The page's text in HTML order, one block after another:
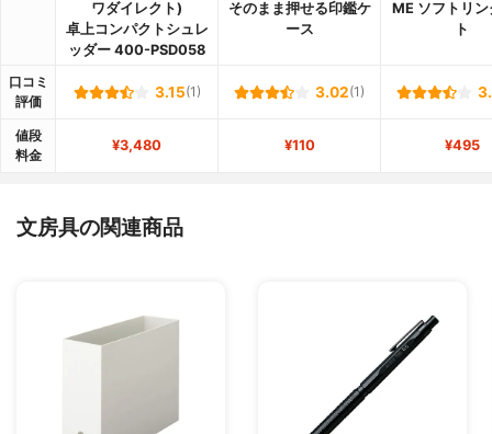
ワダイレクト)
卓上コンパクトシュレ
ッダー 400-PSD058
そのまま押せる印鑑ケ
ース
ME ソフトリ
ト
口コミ
評価
3.15(1) 3.02(1)
値段
料金
¥3,480 ¥110 ¥495
文房具の関連商品